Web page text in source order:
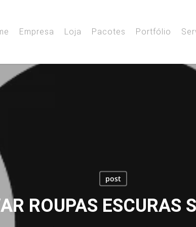
Empresa Loja Pacotes Portfólio
post
ROUPAS ESCURAS